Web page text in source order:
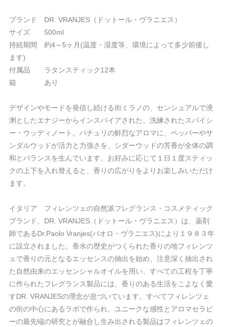
ブランド DR. VRANJES（ドットール・ヴラニエス）
サイズ 500ml
持続期間 約4～5ヶ月(温度・湿度等、環境によって多少前後し
ます)
付属品 ラタンスティック12本
箱 あり
デザインやモードを発信し続ける街ミラノの、センシュアルで溌
溂としたエナジーからインスパイアされた、洗練されたスパイシ
ー・ウッディノート。パチュリの鮮烈なアロマに、ペッパーやサ
ンダルウッドが活力と力強さを、シダーウッドの芳香が全体の調
和とバランスを生んでいます。お好みに応じて１日１度スティッ
クの上下を入れ替えると、香りの広がりをよりお楽しみいただけ
ます。
イタリア フィレンツェの自然派フレグランス・コスメティック
ブランド、DR. VRANJES（ドットール・ヴラニエス）は、薬剤
師であるDr.Paolo Vranjes(パオロ・ヴラニエス)により１９８３年
に設立されました。香水の歴史がつくられた香りの地フィレンツ
ェで香りの元となるエッセンスの抽出を始め、注意深く抽出され
た自然由来のエッセンシャルオイルを用い、すべての工程を丁寧
に作られたフレグランス製品には、香りのある生活をこよなく愛
すDR. VRANJESの理念が息づいています。すべてフィレンツェ
の街の中心にあるラボで作られ、ユニークな感性とアロマセラピ
ーの最先端の研究とが融合し生み出される製品はフィレンツェの